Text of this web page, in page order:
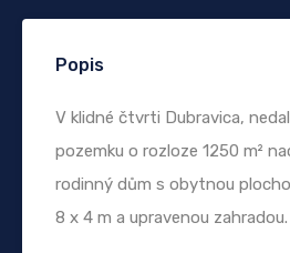
Popis
V klidné čtvrti Dubravica,
pozemku o rozloze 1250 m²
rodinný dům s obytnou
8 x 4 m a upravenou zahradou.